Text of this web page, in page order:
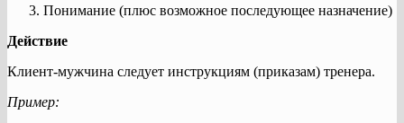
Понимание (плюс возможное последующее назначение)
Действие
Клиент-мужчина следует инструкциям (приказам) тренера.
Пример: